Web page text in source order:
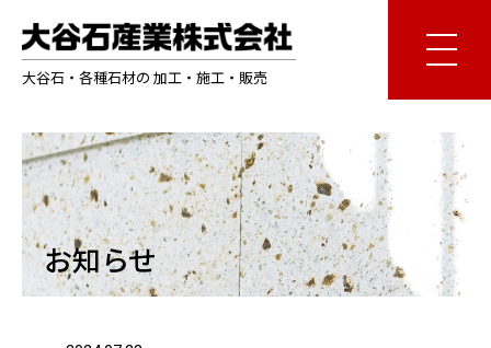
大谷石・各種石材の 加工・施工・販売
お知らせ